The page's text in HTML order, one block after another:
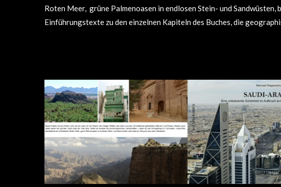
Roten Meer, grüne Palmenoasen in endlosen Stein- und
Einführungstexte zu den einzelnen Kapiteln des Buches, die